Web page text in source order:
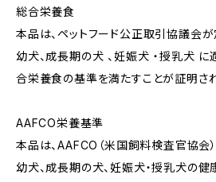
総合栄養食
本品は、ペットフード公正取引協議会が
幼犬、成長期の犬 、妊娠犬 ・授乳犬 に
合栄養食の基準を満たすことが証明され
AAFCO栄養基準
本品は、AAFCO（米国飼料検査官協会
幼犬、成長期の犬、妊娠犬・授乳犬の健